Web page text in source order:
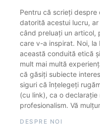
Pentru că scrieți
datorită acestui lucru,
când preluați un articol,
care v-a inspirat. Noi, la
această conduită etică
mult mai multă
că găsiți subiecte
siguri că înțelegeți
(cu link), ca o
profesionalism. Vă
DESPRE NOI